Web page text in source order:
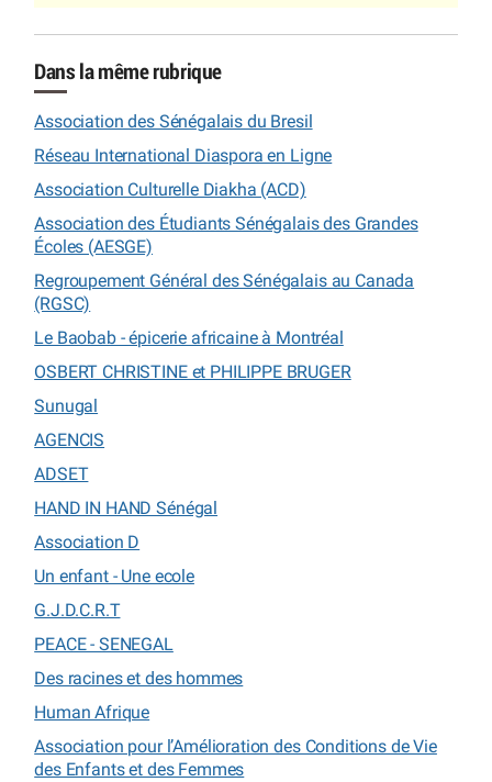
Dans la même rubrique
Association des Sénégalais du Bresil
Réseau International Diaspora en Ligne
Association Culturelle Diakha (ACD)
Association des Étudiants Sénégalais des Grandes
Écoles (AESGE)
Regroupement Général des Sénégalais au Canada
(RGSC)
Le Baobab - épicerie africaine à Montréal
OSBERT CHRISTINE et PHILIPPE BRUGER
Sunugal
AGENCIS
ADSET
HAND IN HAND Sénégal
Association D
Un enfant - Une ecole
G.J.D.C.R.T
PEACE - SENEGAL
Des racines et des hommes
Human Afrique
Association pour l’Amélioration des Conditions de Vie
des Enfants et des Femmes